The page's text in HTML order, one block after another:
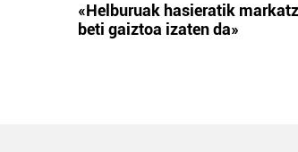
«Helburuak hasieratik
beti gaiztoa izaten da»